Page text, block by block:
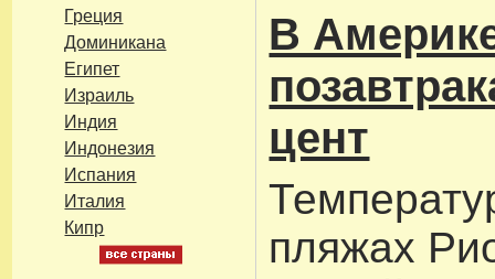
Греция
Доминикана
Египет
Израиль
Индия
Индонезия
Испания
Италия
Кипр
В
цент
пляжах